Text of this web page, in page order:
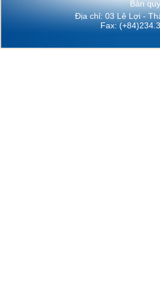
Bản
Địa chỉ: 03 Lê Lợi -
Fax: